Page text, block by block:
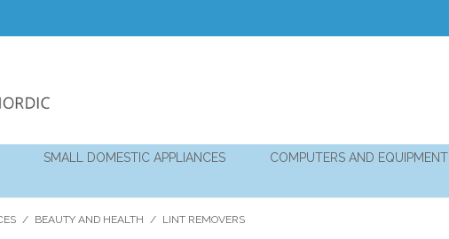
SMALL DOMESTIC APPLIANCES COMPUTERS AND EQUIPMENT
/ BEAUTY AND HEALTH / LINT REMOVERS